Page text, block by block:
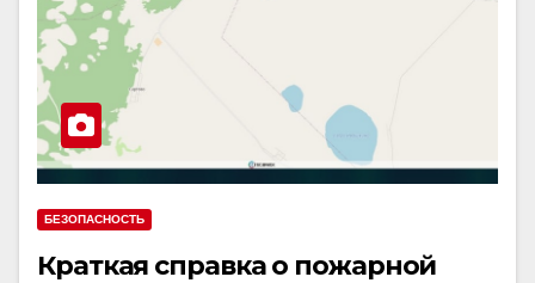
БЕЗОПАСНОСТЬ
Краткая справка о пожарной